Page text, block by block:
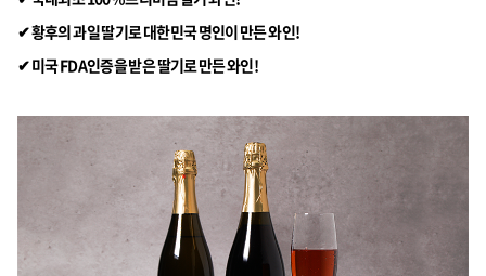
✔ 황후의 과일 딸기로 대한민국 명인이 만든 와인!
✔ 미국 FDA인증을 받은 딸기로 만든 와인!